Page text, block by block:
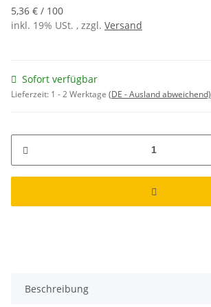
5,36 € / 100
inkl. 19% USt. , zzgl. Versand
Sofort verfügbar
Lieferzeit: 1 - 2 Werktage (DE - Ausland abweichend)
Beschreibung